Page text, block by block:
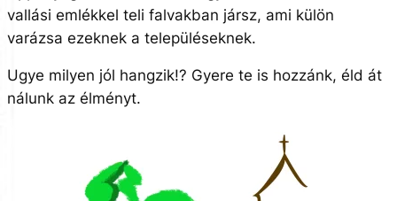
vallási emlékkel teli falvakban jársz, ami külön
varázsa ezeknek a településeknek.
Ugye milyen jól hangzik!? Gyere te is hozzánk, éld át
nálunk az élményt.